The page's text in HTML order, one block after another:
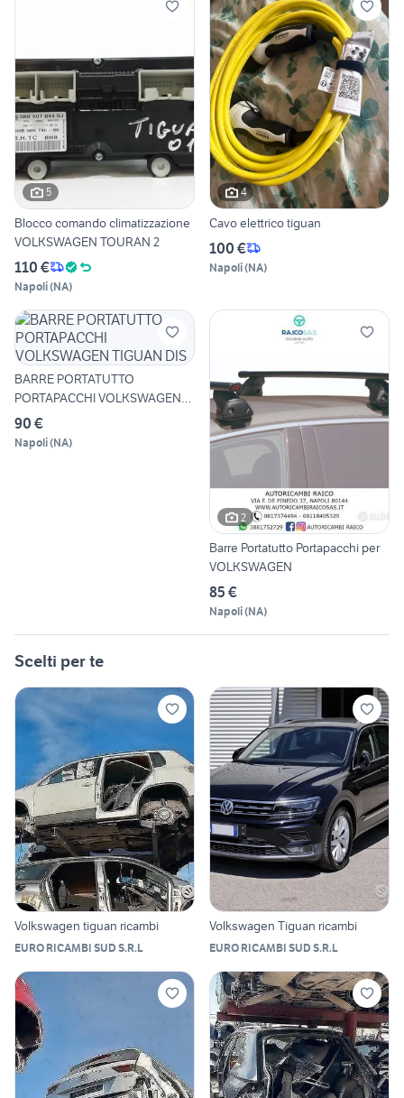
5
Blocco comando climatizzazione
VOLKSWAGEN TOURAN 2
110 €
Napoli(NA)
4
Cavo elettrico tiguan
100 €
Napoli(NA)
BARRE PORTATUTTO
PORTAPACCHI VOLKSWAGEN
TIGUAN DIS
90 €
Napoli(NA)
2
Barre Portatutto Portapacchi per
VOLKSWAGEN
85 €
Napoli(NA)
Scelti per te
Volkswagen tiguan ricambi
EURO RICAMBI SUD S.R.L
Volkswagen Tiguan ricambi
EURO RICAMBI SUD S.R.L